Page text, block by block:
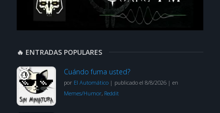
🔥 ENTRADAS POPULARES
Cuándo fuma usted?
por El Automático| publicado el 8/8/2026| en
Memes/Humor, Reddit